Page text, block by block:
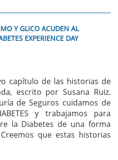
Y GLICO ACUDEN AL
EXPERIENCE DAY
capítulo de las historias de
escrito por Susana Ruiz.
de Seguros cuidamos de
y trabajamos para
la Diabetes de una forma
que estas historias